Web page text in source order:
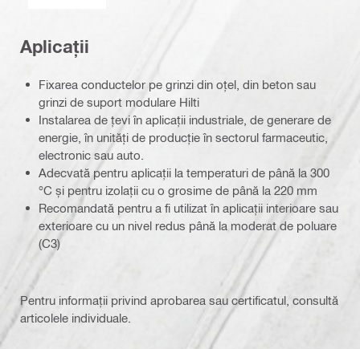
Aplicații
Fixarea conductelor pe grinzi din oțel, din beton sau
grinzi de suport modulare Hilti
Instalarea de țevi în aplicații industriale, de generare de
energie, în unități de producție în sectorul farmaceutic,
electronic sau auto.
Adecvată pentru aplicații la temperaturi de până la 300
°C și pentru izolații cu o grosime de până la 220 mm
Recomandată pentru a fi utilizat în aplicații interioare sau
exterioare cu un nivel redus până la moderat de poluare
(C3)
Pentru informații privind aprobarea sau certificatul, consultă
articolele individuale.